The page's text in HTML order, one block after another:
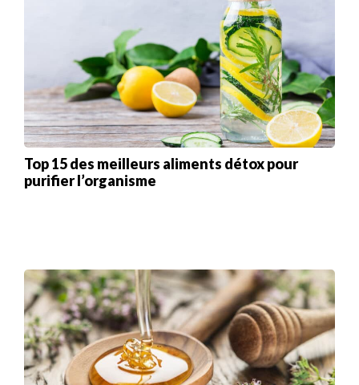
Top 15 des meilleurs aliments détox pour
purifier l’organisme